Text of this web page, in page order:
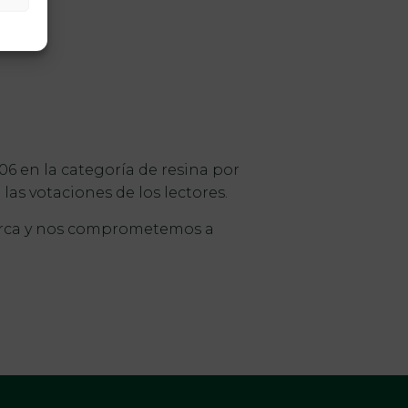
en la categoría de resina por
votaciones de los lectores.
y nos comprometemos a